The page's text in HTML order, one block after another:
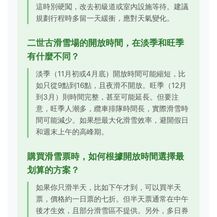
這時別硬闖，改去初級道或室內設施等待。建議
規劃行程時多留一天緩衝，應對天氣變化。
二世古滑雪場的開放時間，在淡季和旺季
有什麼不同？
淡季（11月初或4月底）開放時間可能縮短，比
如只從9點到16點，且夜滑不開放。旺季（12月
到3月）則時間完整，甚至可能延長。但要注
意，旺季人潮多，纜車排隊時間長，實際滑雪時
間可能減少。如果想最大化滑雪效率，避開假日
和週末上午的高峰期。
購買滑雪票時，如何根據開放時間選擇最
划算的方案？
如果你只滑半天，比如下午才到，可以買半天
票，價格約一日票的七折。但半天票通常在中午
後才生效，且部分滑雪區不提供。另外，多日券